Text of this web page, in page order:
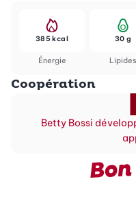
Énergie
385 kcal
Lipides
30 g
Coopération
Betty Bossi